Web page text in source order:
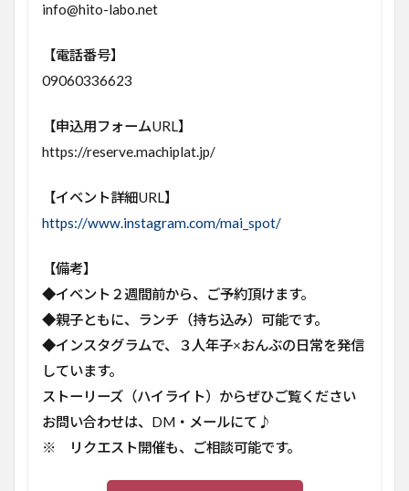
info@hito-labo.net
【電話番号】
09060336623
【申込用フォームURL】
https://reserve.machiplat.jp/
【イベント詳細URL】
https://www.instagram.com/mai_spot/
【備考】
◆イベント２週間前から、ご予約頂けます。
◆親子ともに、ランチ（持ち込み）可能です。
◆インスタグラムで、３人年子×おんぶの日常を発信
しています。
ストーリーズ（ハイライト）からぜひご覧ください
お問い合わせは、DM・メールにて♪
※ リクエスト開催も、ご相談可能です。